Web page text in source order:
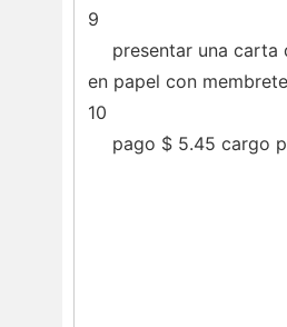
9
presentar una
en papel con
10
pago $ 5.45 cargo